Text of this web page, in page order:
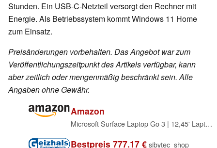
Stunden. Ein USB-C-Netzteil versorgt den Rechner mit
Energie. Als Betriebssystem kommt Windows 11 Home
zum Einsatz.
Preisänderungen vorbehalten. Das Angebot war zum
Veröffentlichungszeitpunkt des Artikels verfügbar, kann
aber zeitlich oder mengenmäßig beschränkt sein. Alle
Angaben ohne Gewähr.
Amazon
Microsoft Surface Laptop Go 3 | 12,45' Laptop | Intel Core i5 | 256GB SSD | 8GB RAM | Windows 11 Home | Platin
Bestpreis 777.17 € sibytec_shop